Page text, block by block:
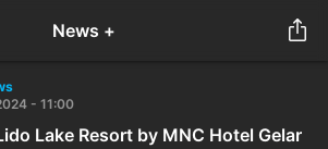
News +
- 11:00
Lake Resort by MNC Hotel Gelar